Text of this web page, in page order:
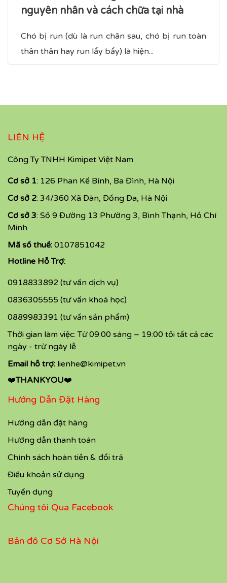
nguyên nhân và cách chữa tại nhà
Chó bị run (dù là run chân sau, chó bị run toàn
thân​ thân hay run lẩy bẩy) là hiện...
LIÊN HỆ
Công Ty TNHH Kimipet Việt Nam
Cơ sở 1: 126 Phan Kế Bính, Ba Đình, Hà Nội
Cơ sở 2: 34/360 Xã Đàn, Đống Đa, Hà Nội
Cơ sở 3: Số 9 Đường 13 Phường 3, Bình Thạnh, Hồ Chí
Minh
Mã số thuế: 0107851042
Hotline Hỗ Trợ:
0918833892 (tư vấn dịch vụ)
0836305555 (tư vấn khoá học)
0889983391 (tư vấn sản phẩm)
Thời gian làm việc: Từ 09:00 sáng – 19:00 tối tất cả các
ngày - trừ ngày lễ
Email hỗ trợ: lienhe@kimipet.vn
❤️THANKYOU❤️
Hướng Dẫn Đặt Hàng
Hướng dẫn đặt hàng
Hướng dẫn thanh toán
Chính sách hoàn tiền & đổi trả
Điều khoản sử dụng
Tuyển dụng
Chúng tôi Qua Facebook
Bản đồ Cơ Sở Hà Nội